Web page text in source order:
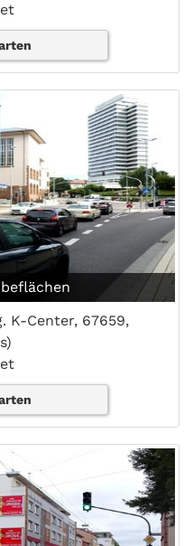
K-Center, 67659,